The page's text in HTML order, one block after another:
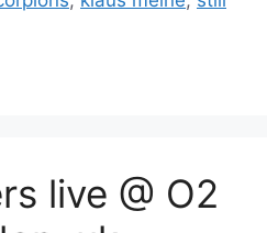
live @ O2